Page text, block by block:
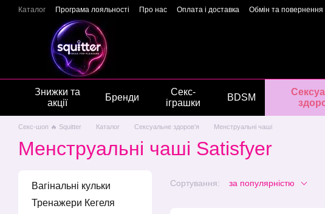
Перейти до основного контенту
Каталог Програма лояльності Про нас Оплата і доставка Обмін та повернення
Подарункові сертифікати
Знижки та
акції
Бренди
Секс-
іграшки
BDSM
Секс-шоп 🔥 Squitter Каталог Сексуальне здоров'я Менструальні чаші
Менструальні чаші Satisfyer
Сортування: за популярністю
Вагінальні кульки
Тренажери Кегеля